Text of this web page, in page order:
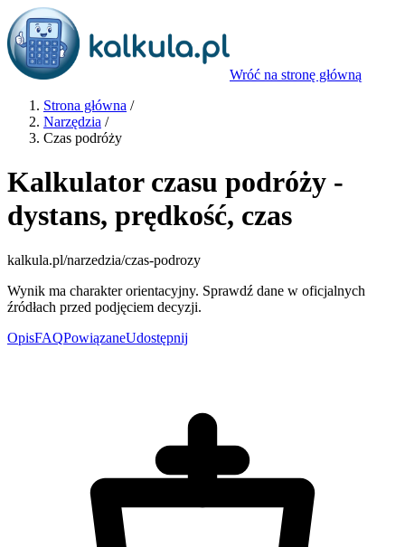
Wróć na stronę główną
Strona główna /
Narzędzia /
Czas podróży
Kalkulator czasu podróży -
dystans, prędkość, czas
kalkula.pl/narzedzia/czas-podrozy
Wynik ma charakter orientacyjny. Sprawdź dane w oficjalnych
źródłach przed podjęciem decyzji.
OpisFAQPowiązaneUdostępnij